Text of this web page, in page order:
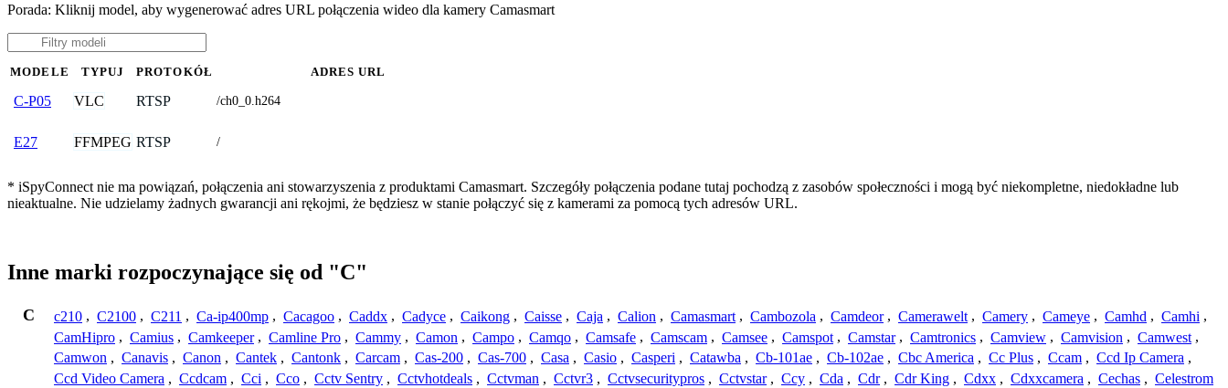
Porada: Kliknij model, aby wygenerować adres URL połączenia wideo dla kamery Camasmart
MODELE TYPUJ PROTOKÓŁ ADRES URL
C-P05 VLC RTSP /ch0_0.h264
E27 FFMPEG RTSP /
* iSpyConnect nie ma powiązań, połączenia ani stowarzyszenia z produktami Camasmart. Szczegóły połączenia podane tutaj pochodzą z zasobów społeczności i mogą być niekompletne, niedokładne lub
nieaktualne. Nie udzielamy żadnych gwarancji ani rękojmi, że będziesz w stanie połączyć się z kamerami za pomocą tych adresów URL.
Inne marki rozpoczynające się od "C"
C c210 , C2100 , C211 , Ca-ip400mp , Cacagoo , Caddx , Cadyce , Caikong , Caisse , Caja , Calion , Camasmart , Cambozola , Camdeor , Camerawelt , Camery , Cameye , Camhd , Camhi ,
CamHipro , Camius , Camkeeper , Camline Pro , Cammy , Camon , Campo , Camqo , Camsafe , Camscam , Camsee , Camspot , Camstar , Camtronics , Camview , Camvision , Camwest ,
Camwon , Canavis , Canon , Cantek , Cantonk , Carcam , Cas-200 , Cas-700 , Casa , Casio , Casperi , Catawba , Cb-101ae , Cb-102ae , Cbc America , Cc Plus , Ccam , Ccd Ip Camera ,
Ccd Video Camera , Ccdcam , Cci , Cco , Cctv Sentry , Cctvhotdeals , Cctvman , Cctvr3 , Cctvsecuritypros , Cctvstar , Ccy , Cda , Cdr , Cdr King , Cdxx , Cdxxcamera , Cechas , Celestrom